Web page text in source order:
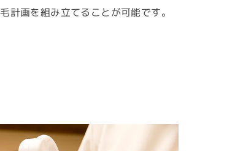
画を組み立てることが可能です。